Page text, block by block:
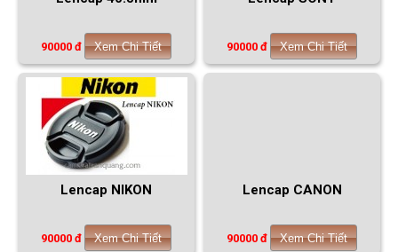
90000 đ Xem Chi Tiết 90000 đ Xem Chi Tiết
Lencap NIKON
90000 đ Xem Chi Tiết
Lencap CANON
90000 đ Xem Chi Tiết